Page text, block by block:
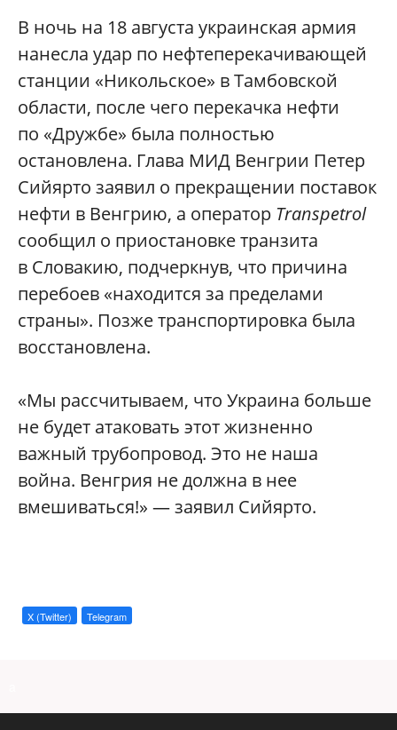
В ночь на 18 августа украинская армия
нанесла удар по нефтеперекачивающей
станции «Никольское» в Тамбовской
области, после чего перекачка нефти
по «Дружбе» была полностью
остановлена. Глава МИД Венгрии Петер
Сийярто заявил о прекращении поставок
нефти в Венгрию, а оператор Transpetrol
сообщил о приостановке транзита
в Словакию, подчеркнув, что причина
перебоев «находится за пределами
страны». Позже транспортировка была
восстановлена.
«Мы рассчитываем, что Украина больше
не будет атаковать этот жизненно
важный трубопровод. Это не наша
война. Венгрия не должна в нее
вмешиваться!» — заявил Сийярто.
X (Twitter) Telegram